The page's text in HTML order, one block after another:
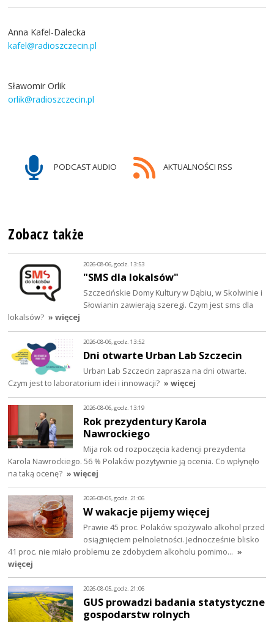
Anna Kafel-Dalecka
kafel@radioszczecin.pl
Sławomir Orlik
orlik@radioszczecin.pl
PODCAST AUDIO AKTUALNOŚCI RSS
Zobacz także
2026-08-06, godz. 13:53
"SMS dla lokalsów"
Szczecińskie Domy Kultury w Dąbiu, w Skolwinie i
Słowianin zawierają szeregi. Czym jest sms dla
lokalsów? » więcej
2026-08-06, godz. 13:52
Dni otwarte Urban Lab Szczecin
Urban Lab Szczecin zaprasza na dni otwarte.
Czym jest to laboratorium idei i innowacji? » więcej
2026-08-06, godz. 13:19
Rok prezydentury Karola
Nawrockiego
Mija rok od rozpoczęcia kadencji prezydenta
Karola Nawrockiego. 56 % Polaków pozytywnie ją ocenia. Co wpłynęło
na taką ocenę? » więcej
2026-08-05, godz. 21:06
W wakacje pijemy więcej
Prawie 45 proc. Polaków spożywało alkohol przed
osiągnięciem pełnoletności. Jednocześnie blisko
41 proc. nie miało problemu ze zdobyciem alkoholu pomimo… »
więcej
2026-08-05, godz. 21:06
GUS prowadzi badania statystyczne
gospodarstw rolnych